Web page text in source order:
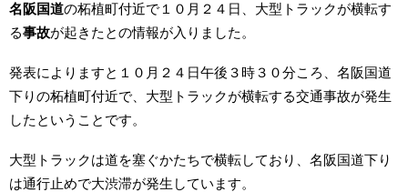
名阪国道の柘植町付近で１０月２４日、大型トラックが横転す
る事故が起きたとの情報が入りました。
発表によりますと１０月２４日午後３時３０分ころ、名阪国道
下りの柘植町付近で、大型トラックが横転する交通事故が発生
したということです。
大型トラックは道を塞ぐかたちで横転しており、名阪国道下り
は通行止めで大渋滞が発生しています。